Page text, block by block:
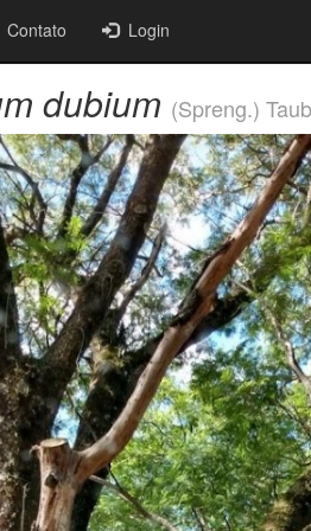
Contato Login
dubium (Spreng.)